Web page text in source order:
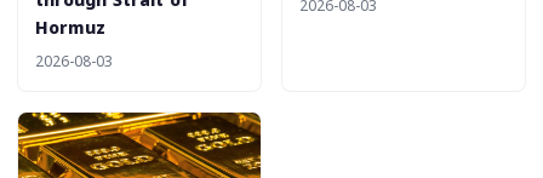
Hormuz
2026-08-03
2026-08-03